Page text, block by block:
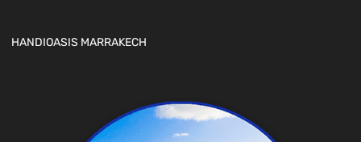
HANDIOASIS MARRAKECH